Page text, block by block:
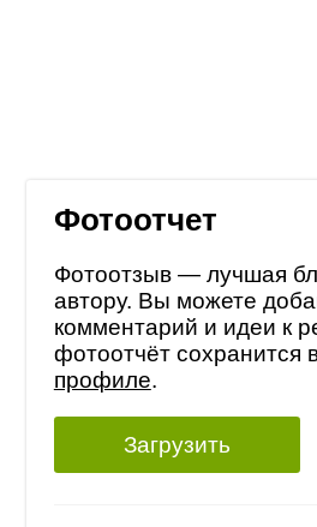
Фотоотчет
Фотоотзыв — лучшая
автору. Вы можете
комментарий и идеи к
фотоотчёт сохранится
профиле.
Загрузить